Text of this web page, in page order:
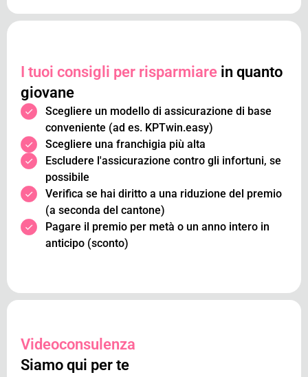
I tuoi consigli per risparmiare in quanto
giovane
Scegliere un modello di assicurazione di base
conveniente (ad es. KPTwin.easy)
Scegliere una franchigia più alta
Escludere l'assicurazione contro gli infortuni, se
possibile
Verifica se hai diritto a una riduzione del premio
(a seconda del cantone)
Pagare il premio per metà o un anno intero in
anticipo (sconto)
Videoconsulenza
Siamo qui per te